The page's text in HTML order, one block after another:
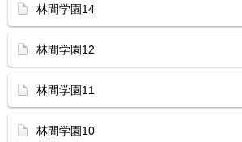
林間学園14
林間学園12
林間学園11
林間学園10